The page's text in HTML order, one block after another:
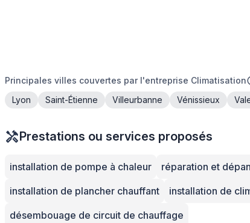
Principales villes couvertes par l'entreprise Climatisation
Lyon
Saint-Étienne Villeurbanne Vénissieux
Prestations ou services proposés
installation de pompe à chaleur réparation et
installation de plancher chauffant
installation de
désembouage de circuit de chauffage